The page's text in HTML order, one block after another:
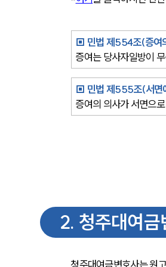
▣ 민법 제554조(증여
증여는 당사자일방이
▣ 민법 제555조(서면
증여의 의사가 서면으
2. 청주대여금
청주대여금변호사는 원